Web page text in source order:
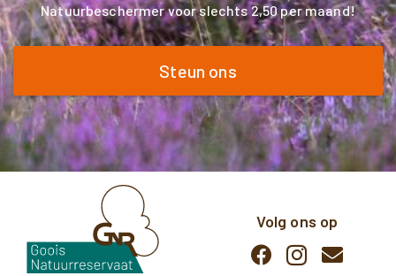
Natuurbeschermer voor slechts 2,50 per maand!
Steun ons
Volg ons op